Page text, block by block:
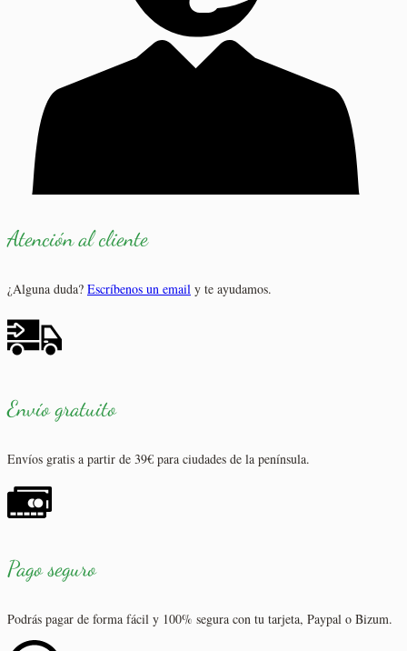
Atención al cliente
¿Alguna duda? Escríbenos un email y te ayudamos.
Envío gratuito
Envíos gratis a partir de 39€ para ciudades de la península.
Pago seguro
Podrás pagar de forma fácil y 100% segura con tu tarjeta, Paypal o Bizum.